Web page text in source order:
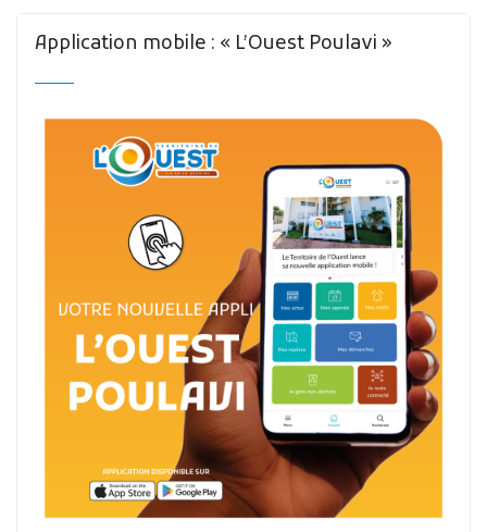
Application mobile : « L’Ouest Poulavi »